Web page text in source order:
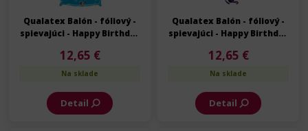
Qualatex Balón - fóliový -
spievajúci - Happy Birthday
12,65 €
Na sklade
Detail
Qualatex Balón - fóliový -
spievajúci - Happy Birthday
12,65 €
Na sklade
Detail